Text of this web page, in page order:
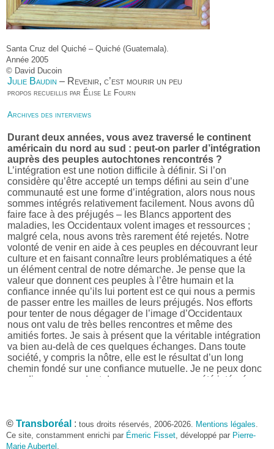
Santa Cruz del Quiché – Quiché (Guatemala).
Année 2005
© David Ducoin
Julie Baudin – Revenir, c’est mourir un peu
propos recueillis par Élise Le Fourn
Archives des interviews
Durant deux années, vous avez traversé le continent
américain du nord au sud : peut-on parler d’intégration
auprès des peuples autochtones rencontrés ?
L’intégration est une notion difficile à définir. Si l’on
considère qu’être accepté un temps défini au sein d’une
communauté est une forme d’intégration, alors nous nous
sommes intégrés relativement facilement. Nous avons dû
faire face à des préjugés – les Blancs apportent des
maladies, les Occidentaux volent images et ressources ;
malgré cela, nous avons très rarement été rejetés. Notre
volonté de venir en aide à ces peuples en découvrant leur
culture et en faisant connaître leurs problématiques a été
un élément central de notre démarche. Je pense que la
valeur que donnent ces peuples à l’être humain et la
confiance innée qu’ils lui portent est ce qui nous a permis
de passer entre les mailles de leurs préjugés. Nos efforts
pour tenter de nous dégager de l’image d’Occidentaux
nous ont valu de très belles rencontres et même des
amitiés fortes. Je sais à présent que la véritable intégration
va bien au-delà de ces quelques échanges. Dans toute
société, y compris la nôtre, elle est le résultat d’un long
chemin fondé sur une confiance mutuelle. Je ne peux donc
pas dire que, pendant deux ans, nous ayons été intégrés
Avec quels peuples avez-vous partagé les moments les
plus intenses ?
J’ai été marquée par deux rencontres : celle avec les
© Transboréal : tous droits réservés, 2006-2026. Mentions légales.
Ce site, constamment enrichi par Émeric Fisset, développé par Pierre-
Marie Aubertel ,